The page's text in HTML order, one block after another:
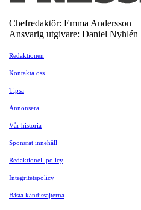
Chefredaktör: Emma Andersson
Ansvarig utgivare: Daniel Nyhlén
Redaktionen
Kontakta oss
Tipsa
Annonsera
Vår historia
Sponsrat innehåll
Redaktionell policy
Integritetspolicy
Bästa kändissajterna